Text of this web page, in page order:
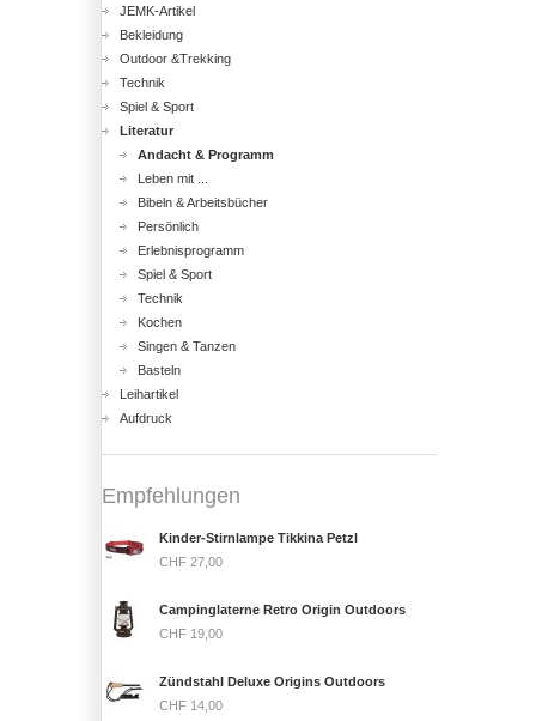
JEMK-Artikel
Bekleidung
Outdoor &Trekking
Technik
Spiel & Sport
Literatur
Andacht & Programm
Leben mit ...
Bibeln & Arbeitsbücher
Persönlich
Erlebnisprogramm
Spiel & Sport
Technik
Kochen
Singen & Tanzen
Basteln
Leihartikel
Aufdruck
Empfehlungen
Kinder-Stirnlampe Tikkina Petzl
CHF 27,00
Campinglaterne Retro Origin Outdoors
CHF 19,00
Zündstahl Deluxe Origins Outdoors
CHF 14,00